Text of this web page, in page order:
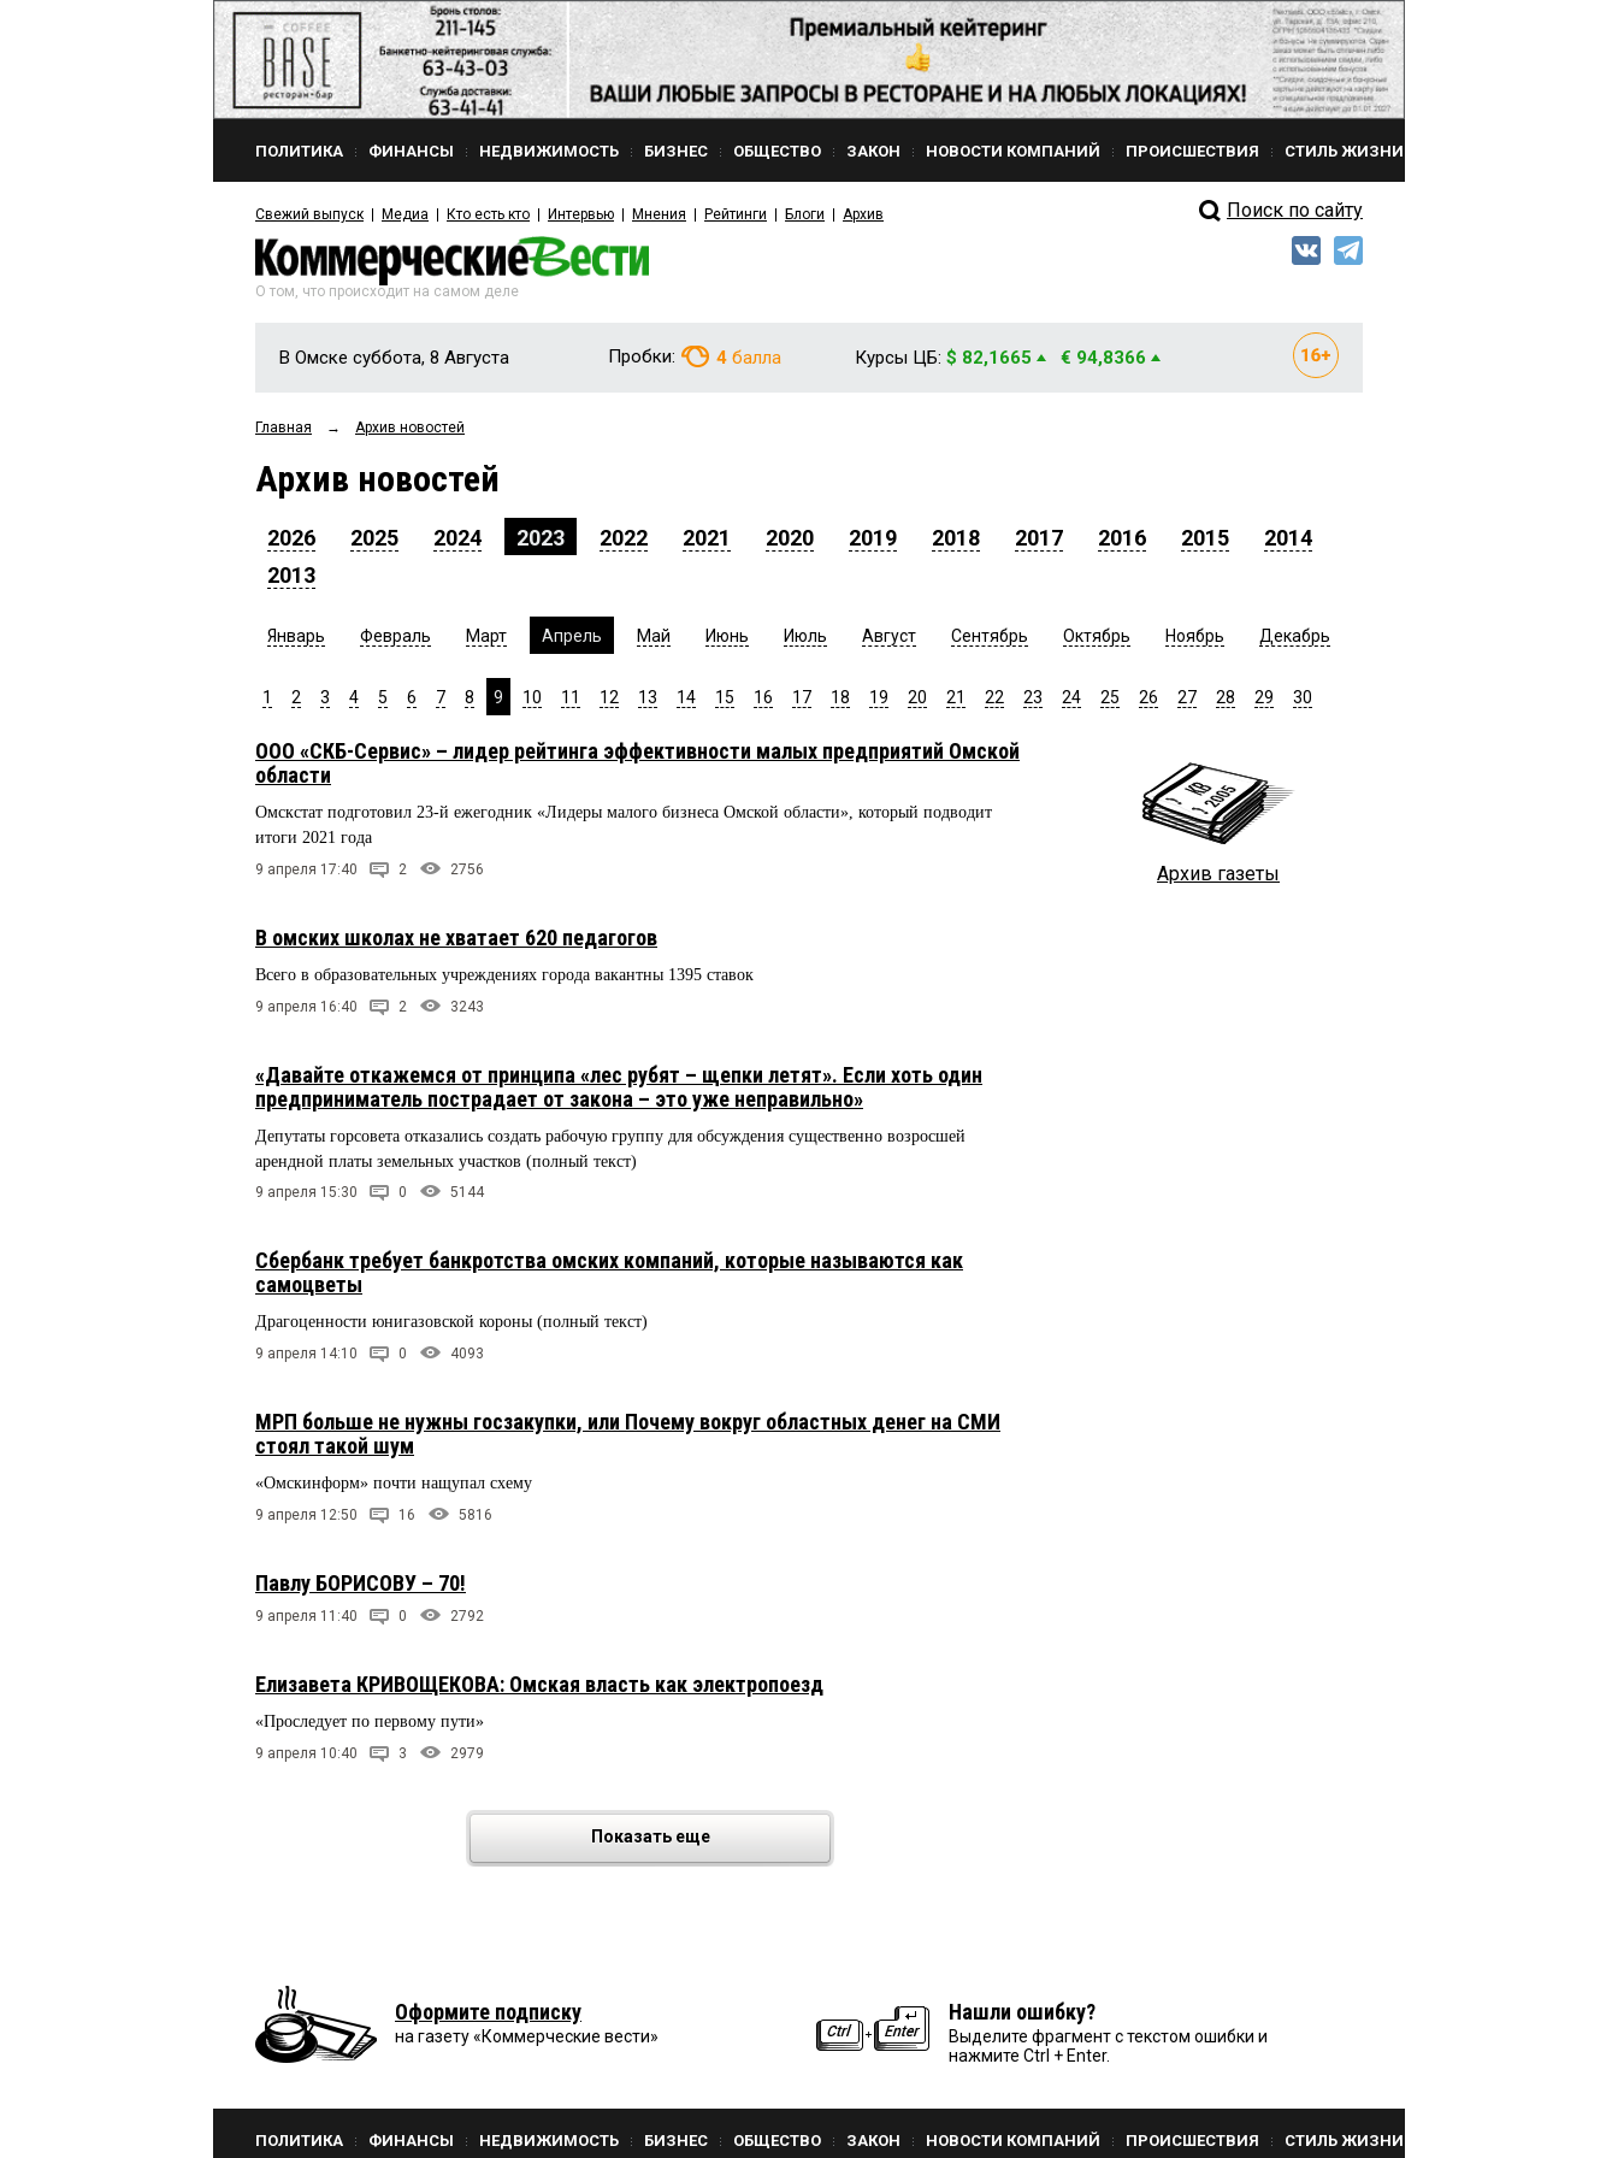
ПОЛИТИКА ФИНАНСЫ НЕДВИЖИМОСТЬ БИЗНЕС ОБЩЕСТВО ЗАКОН НОВОСТИ КОМПАНИЙ ПРОИСШЕСТВИЯ СТИЛЬ ЖИЗНИ
Свежий выпуск Медиа Кто есть кто Интервью Мнения Рейтинги Блоги Архив Поиск по сайту
О том, что происходит на самом деле
В Омске суббота, 8 Августа Пробки: 4 балла Курсы ЦБ: $ 82,1665 € 94,8366
Главная → Архив новостей
Архив новостей
2026 2025 2024 2023 2022 2021 2020 2019 2018 2017 2016 2015
2014
2013
Январь Февраль Март Апрель Май Июнь Июль Август Сентябрь Октябрь Ноябрь Декабрь
1 2 3 4 5 6 7 8 9 10 11 12 13 14 15 16 17 18 19 20 21 22 23 24 25 26 27 28 29 30
ООО «СКБ-Сервис» – лидер рейтинга эффективности малых предприятий Омской
области
Омскстат подготовил 23-й ежегодник «Лидеры малого бизнеса Омской области», который подводит
итоги 2021 года
9 апреля 17:40 2 2756
В омских школах не хватает 620 педагогов
Всего в образовательных учреждениях города вакантны 1395 ставок
9 апреля 16:40 2 3243
«Давайте откажемся от принципа «лес рубят – щепки летят». Если хоть один
предприниматель пострадает от закона – это уже неправильно»
Депутаты горсовета отказались создать рабочую группу для обсуждения существенно возросшей
арендной платы земельных участков (полный текст)
9 апреля 15:30 0 5144
Сбербанк требует банкротства омских компаний, которые называются как
самоцветы
Драгоценности юнигазовской короны (полный текст)
9 апреля 14:10 0 4093
МРП больше не нужны госзакупки, или Почему вокруг областных денег на СМИ
стоял такой шум
«Омскинформ» почти нащупал схему
9 апреля 12:50 16 5816
Павлу БОРИСОВУ – 70!
9 апреля 11:40 0 2792
Елизавета КРИВОЩЕКОВА: Омская власть как электропоезд
«Проследует по первому пути»
9 апреля 10:40 3 2979
Показать еще
Архив газеты
Оформите подписку
на газету «Коммерческие вести»
Нашли ошибку?
Выделите фрагмент с текстом ошибки и
нажмите Ctrl + Enter.
ПОЛИТИКА ФИНАНСЫ НЕДВИЖИМОСТЬ БИЗНЕС ОБЩЕСТВО ЗАКОН НОВОСТИ КОМПАНИЙ ПРОИСШЕСТВИЯ СТИЛЬ ЖИЗНИ